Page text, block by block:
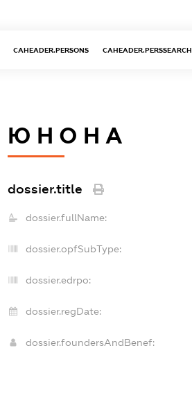
CAHEADER.PERSONS CAHEADER.PERSSEARCH
Ю Н О Н А
dossier.title
dossier.fullName:
dossier.opfSubType:
dossier.edrpo:
dossier.regDate:
dossier.foundersAndBenef: